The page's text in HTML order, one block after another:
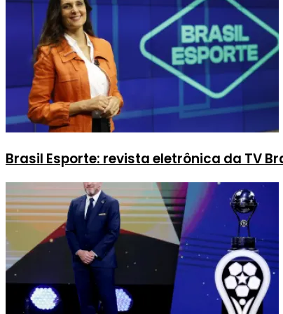
Brasil Esporte: revista eletrônica da TV